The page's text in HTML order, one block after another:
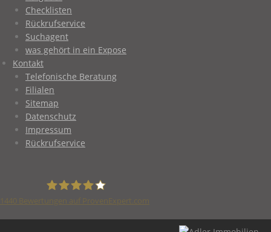
Checklisten
Rückrufservice
Suchagent
was gehört in ein Expose
Kontakt
Telefonische Beratung
Filialen
Sitemap
Datenschutz
Impressum
Rückrufservice
Adler Immobilien
1440 Bewertungen auf ProvenExpert.com